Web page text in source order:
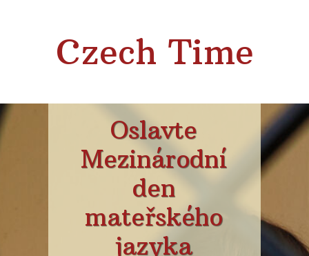
Czech Time
Oslavte
Mezinárodní
den
mateřského
jazyka